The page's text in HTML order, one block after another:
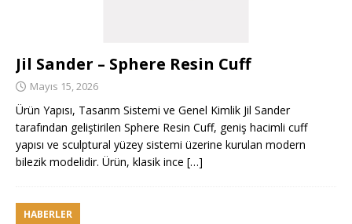
Jil Sander – Sphere Resin Cuff
Mayıs 15, 2026
Ürün Yapısı, Tasarım Sistemi ve Genel Kimlik Jil Sander
tarafından geliştirilen Sphere Resin Cuff, geniş hacimli cuff
yapısı ve sculptural yüzey sistemi üzerine kurulan modern
bilezik modelidir. Ürün, klasik ince […]
HABERLER